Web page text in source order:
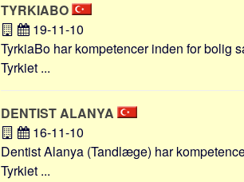
TYRKIABO
19-11-10
TyrkiaBo har kompetencer inden for bolig
Tyrkiet ...
DENTIST ALANYA
16-11-10
Dentist Alanya (Tandlæge) har
Tyrkiet ...